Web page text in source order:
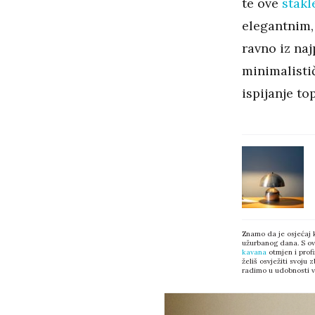
ravno iz
ispijanje
Znamo da je
užurbanog dana. S
kavanaotmjen i
želiš osvježiti svoju
radimo u udobnosti